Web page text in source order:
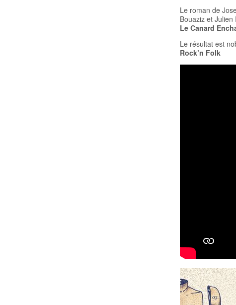
Le roman de
Bouaziz et Julien
Le Canard
Le résultat est
Rock’n Folk